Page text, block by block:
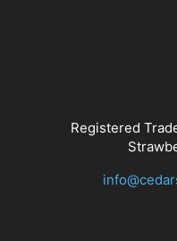
Registered